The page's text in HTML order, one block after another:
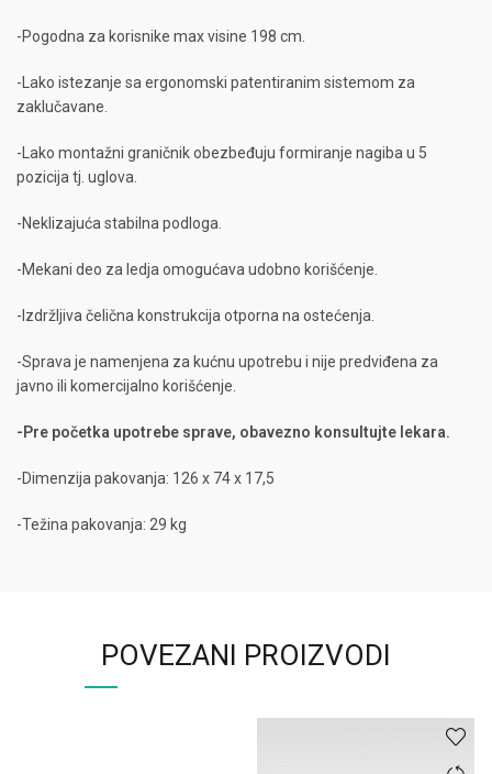
-Pogodna za korisnike max visine 198 cm.
-Lako istezanje sa ergonomski patentiranim sistemom za
zaklučavane.
-Lako montažni graničnik obezbeđuju formiranje nagiba u 5
pozicija tj. uglova.
-Neklizajuća stabilna podloga.
-Mekani deo za ledja omogućava udobno korišćenje.
-Izdržljiva čelična konstrukcija otporna na ostećenja.
-Sprava je namenjena za kućnu upotrebu i nije predviđena za
javno ili komercijalno korišćenje.
-Pre početka upotrebe sprave, obavezno konsultujte lekara.
-Dimenzija pakovanja: 126 x 74 x 17,5
-Težina pakovanja: 29 kg
POVEZANI PROIZVODI